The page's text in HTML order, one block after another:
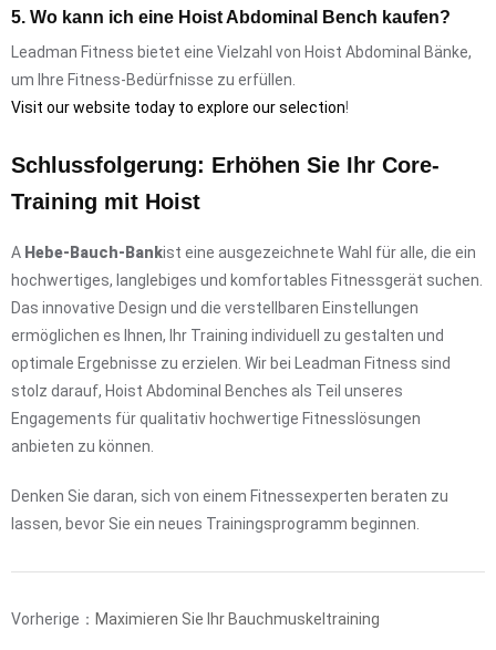
5. Wo kann ich eine Hoist Abdominal Bench kaufen?
Leadman Fitness bietet eine Vielzahl von Hoist Abdominal Bänke,
um Ihre Fitness-Bedürfnisse zu erfüllen.
Visit our website today to explore our selection!
Schlussfolgerung: Erhöhen Sie Ihr Core-
Training mit Hoist
A Hebe-Bauch-Bankist eine ausgezeichnete Wahl für alle, die ein
hochwertiges, langlebiges und komfortables Fitnessgerät suchen.
Das innovative Design und die verstellbaren Einstellungen
ermöglichen es Ihnen, Ihr Training individuell zu gestalten und
optimale Ergebnisse zu erzielen. Wir bei Leadman Fitness sind
stolz darauf, Hoist Abdominal Benches als Teil unseres
Engagements für qualitativ hochwertige Fitnesslösungen
anbieten zu können.
Denken Sie daran, sich von einem Fitnessexperten beraten zu
lassen, bevor Sie ein neues Trainingsprogramm beginnen.
Vorherige： Maximieren Sie Ihr Bauchmuskeltraining